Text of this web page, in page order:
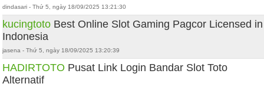
dindasari - Thứ 5, ngày 18/09/2025 13:21:30
kucingtoto Best Online Slot Gaming Pagcor Licensed in
Indonesia
jasena - Thứ 5, ngày 18/09/2025 13:20:39
HADIRTOTO Pusat Link Login Bandar Slot Toto
Alternatif